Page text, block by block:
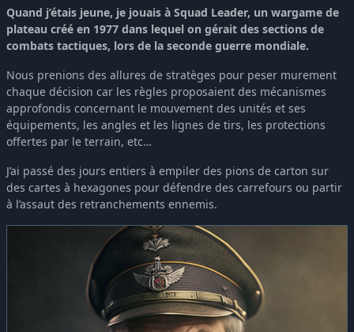
Quand j’étais jeune, je jouais à Squad Leader, un wargame de
plateau créé en 1977 dans lequel on gérait des sections de
combats tactiques, lors de la seconde guerre mondiale.
Nous prenions des allures de stratèges pour peser murement
chaque décision car les règles proposaient des mécanismes
approfondis concernant le mouvement des unités et ses
équipements, les angles et les lignes de tirs, les protections
offertes par le terrain, etc…
J’ai passé des jours entiers à empiler des pions de carton sur
des cartes à hexagones pour défendre des carrefours ou partir
à l’assaut des retranchements ennemis.